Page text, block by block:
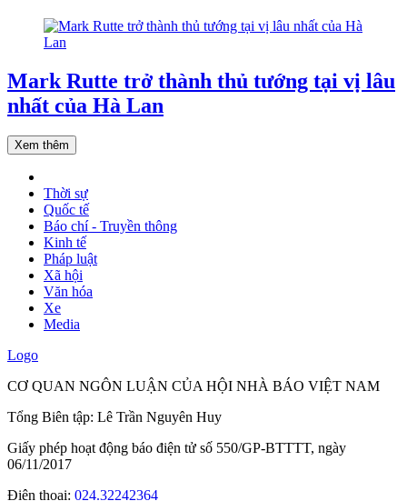
Mark Rutte trở thành thủ tướng tại vị lâu
nhất của Hà Lan
Xem thêm
Thời sự
Quốc tế
Báo chí - Truyền thông
Kinh tế
Pháp luật
Xã hội
Văn hóa
Xe
Media
Logo
CƠ QUAN NGÔN LUẬN CỦA HỘI NHÀ BÁO VIỆT NAM
Tổng Biên tập: Lê Trần Nguyên Huy
Giấy phép hoạt động báo điện tử số 550/GP-BTTTT, ngày
06/11/2017
Điện thoại: 024.32242364